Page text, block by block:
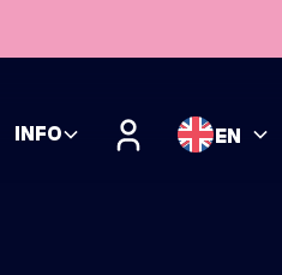
INFO EN